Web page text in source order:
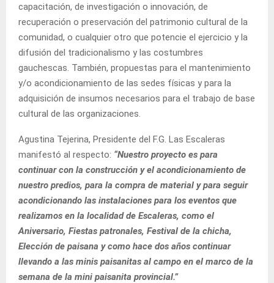
capacitación, de investigación o innovación, de
recuperación o preservación del patrimonio cultural de la
comunidad, o cualquier otro que potencie el ejercicio y la
difusión del tradicionalismo y las costumbres
gauchescas. También, propuestas para el mantenimiento
y/o acondicionamiento de las sedes físicas y para la
adquisición de insumos necesarios para el trabajo de base
cultural de las organizaciones.
Agustina Tejerina, Presidente del F.G. Las Escaleras
manifestó al respecto: “Nuestro proyecto es para
continuar con la construcción y el acondicionamiento de
nuestro predios, para la compra de material y para seguir
acondicionando las instalaciones para los eventos que
realizamos en la localidad de Escaleras, como el
Aniversario, Fiestas patronales, Festival de la chicha,
Elección de paisana y como hace dos años continuar
llevando a las minis paisanitas al campo en el marco de la
semana de la mini paisanita provincial.”